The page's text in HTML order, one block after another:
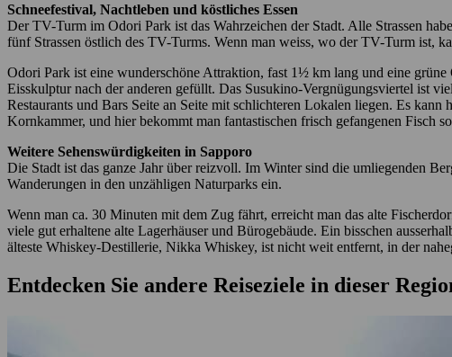
Schneefestival, Nachtleben und köstliches Essen
Der TV-Turm im Odori Park ist das Wahrzeichen der Stadt. Alle Strassen
fünf Strassen östlich des TV-Turms. Wenn man weiss, wo der TV-Turm ist,
Odori Park ist eine wunderschöne Attraktion, fast 1½ km lang und eine
Eisskulptur nach der anderen gefüllt. Das Susukino-Vergnügungsviertel ist
Restaurants und Bars Seite an Seite mit schlichteren Lokalen liegen. Es
Kornkammer, und hier bekommt man fantastischen frisch gefangenen Fisch
Weitere Sehenswürdigkeiten in Sapporo
Die Stadt ist das ganze Jahr über reizvoll. Im Winter sind die umliegenden
Wanderungen in den unzähligen Naturparks ein.
Wenn man ca. 30 Minuten mit dem Zug fährt, erreicht man das alte
viele gut erhaltene alte Lagerhäuser und Bürogebäude. Ein bisschen
älteste Whiskey-Destillerie, Nikka Whiskey, ist nicht weit entfernt, in der
Entdecken Sie andere Reiseziele in dieser